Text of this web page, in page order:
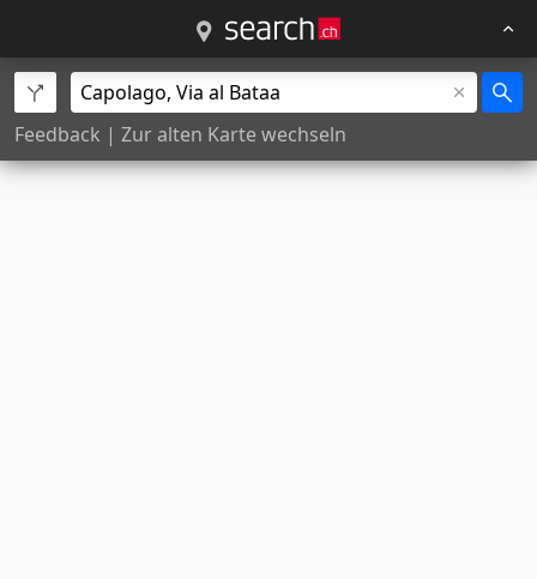
Feedback | Zur alten Karte wechseln